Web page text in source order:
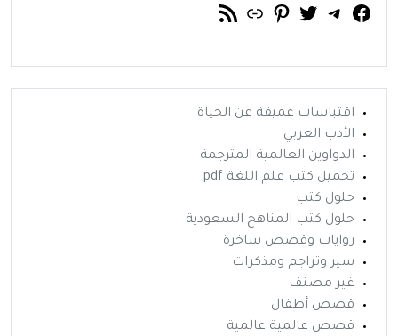
فيسبوك
تيليجرام
تويتربينتريست
رابطخلاصة RSS
اقتباسات عميقة عن الحياة
الأدب العربي
الدواوين العالمية المترجمة
تحميل كتب علم اللغة pdf
حلول كتب
حلول كتب المناهج السعودية
روايات وقصص ساخرة
سير وتراجم ومذكرات
غير مصنف
قصص أطفال
قصص عالمية عالمية